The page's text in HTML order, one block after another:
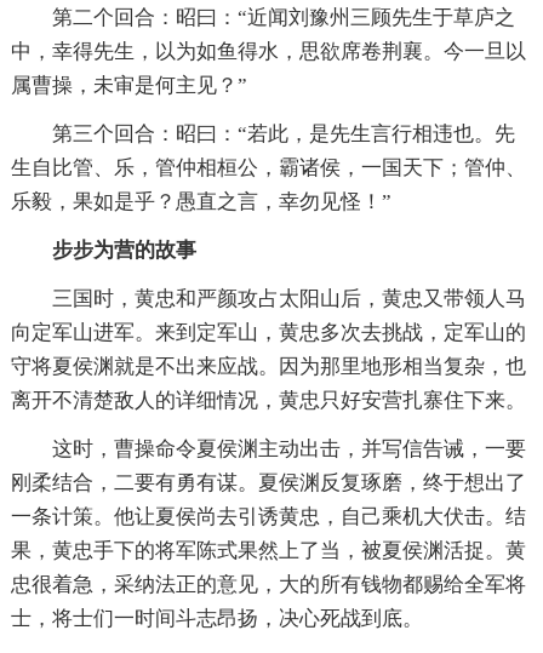
第二个回合：昭曰：“近闻刘豫州三顾先生于草庐之
中，幸得先生，以为如鱼得水，思欲席卷荆襄。今一旦以
属曹操，未审是何主见？”
第三个回合：昭曰：“若此，是先生言行相违也。先
生自比管、乐，管仲相桓公，霸诸侯，一国天下；管仲、
乐毅，果如是乎？愚直之言，幸勿见怪！”
步步为营的故事
三国时，黄忠和严颜攻占太阳山后，黄忠又带领人马
向定军山进军。来到定军山，黄忠多次去挑战，定军山的
守将夏侯渊就是不出来应战。因为那里地形相当复杂，也
离开不清楚敌人的详细情况，黄忠只好安营扎寨住下来。
这时，曹操命令夏侯渊主动出击，并写信告诫，一要
刚柔结合，二要有勇有谋。夏侯渊反复琢磨，终于想出了
一条计策。他让夏侯尚去引诱黄忠，自己乘机大伏击。结
果，黄忠手下的将军陈式果然上了当，被夏侯渊活捉。黄
忠很着急，采纳法正的意见，大的所有钱物都赐给全军将
士，将士们一时间斗志昂扬，决心死战到底。